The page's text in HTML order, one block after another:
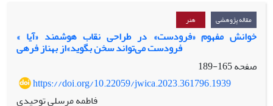
مقاله پژوهشی هنر
« خوانش مفهوم «فرودست» در طراحی نقاب هوشمند «آیا
فرودست می‌تواند سخن بگوید»از بهناز فرهی
صفحه165-189
https://doi.org/10.22059/jwica.2023.361796.1939
فاطمه مرسلی توحیدی